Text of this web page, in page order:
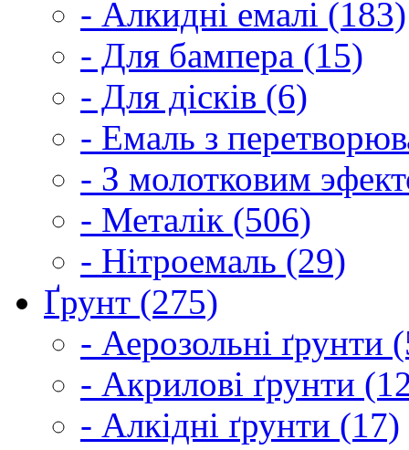
- Алкидні емалі (183)
- Для бампера (15)
- Для дісків (6)
- Емаль з
- З молотковим
- Металік (506)
- Нітроемаль (29)
Ґрунт (275)
- Аерозольні ґрунти
- Акрилові ґрунти
- Алкідні ґрунти (17)